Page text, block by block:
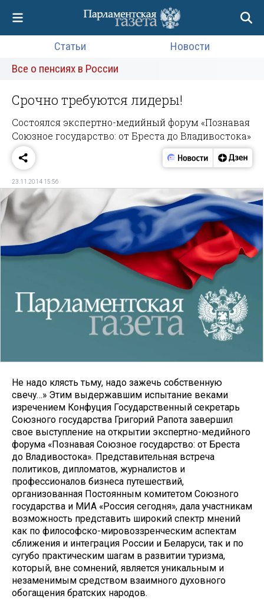
Статьи
Новости
Все о пенсиях в России
Срочно требуются лидеры!
Состоялся экспертно-медийный форум «Познавая
Союзное государство: от Бреста до Владивостока»
23.11.2014 15:56
Не надо клясть тьму, надо за­жечь собственную
свечу…» Этим выдержавшим испы­тание веками
изречением Конфуция Государственный секретарь
Союзного государства Григорий Рапота завершил
свое выступление на открытии экспертно-медийного
форума «Познавая Со­юзное государство: от Бреста
до Вла­дивостока». Представительная встреча
политиков, дипломатов, журналистов и
профессионалов бизнеса путешествий,
организованная Постоянным коми­тетом Союзного
государства и МИА «Россия сегодня», дала участникам
возможность представить широкий спектр мнений
как по философско-мировоззренческим аспектам
сближения и интеграция России и Беларуси, так и по
сугубо практическим шагам в раз­витии туризма,
который, вне сомнений, является уникальным и
незаменимым средством взаимного духовного
обога­щения братских народов.